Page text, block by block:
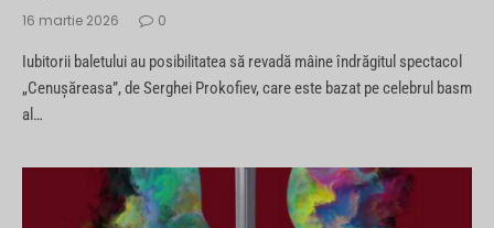
16 martie 2026 0
Iubitorii baletului au posibilitatea să revadă mâine îndrăgitul spectacol
„Cenușăreasa”, de Serghei Prokofiev, care este bazat pe celebrul basm
al…